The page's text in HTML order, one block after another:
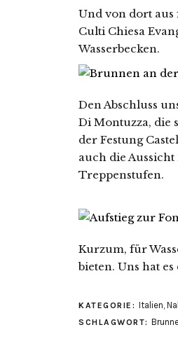
Und von dort
Culti Chiesa
Wasserbecken.
Den Abschluss
Di Montuzza, die
der Festung
auch die
Treppenstufen.
Kurzum, für
bieten. Uns hat
KATEGORIE: Italien,
SCHLAGWORT: